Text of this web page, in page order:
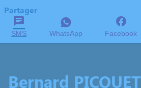
Partager
SMS WhatsApp Facebook
Bernard PICQUET